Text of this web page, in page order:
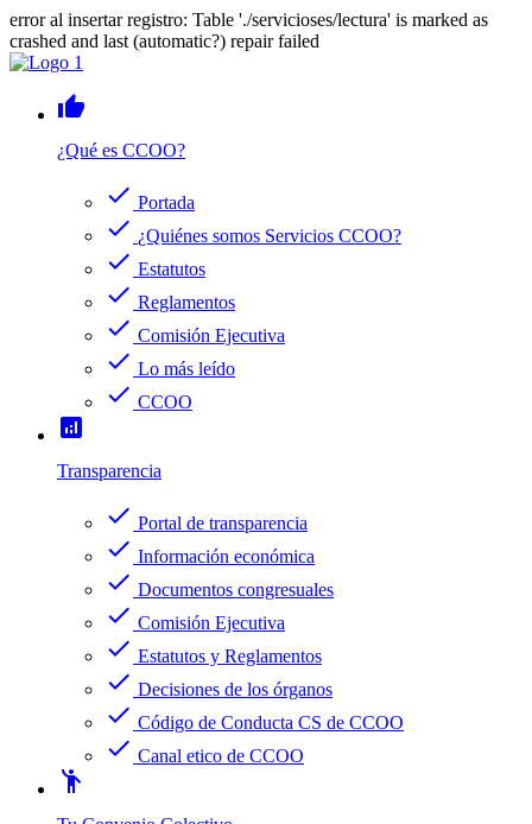
error al insertar registro: Table './servicioses/lectura' is marked as
crashed and last (automatic?) repair failed
thumb_up
¿Qué es CCOO?
check Portada
check ¿Quiénes somos Servicios CCOO?
check Estatutos
check Reglamentos
check Comisión Ejecutiva
check Lo más leído
check CCOO
analytics
Transparencia
check Portal de transparencia
check Información económica
check Documentos congresuales
check Comisión Ejecutiva
check Estatutos y Reglamentos
check Decisiones de los órganos
check Código de Conducta CS de CCOO
check Canal etico de CCOO
emoji_people